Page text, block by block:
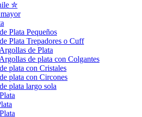
✮
Plata Pequeños
Plata Trepadores o Cuff
de Plata
de plata con Colgantes
plata con Cristales
plata con Circones
plata largo sola